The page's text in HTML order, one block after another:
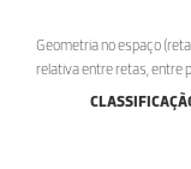
Geometria no espaço
relativa entre retas, entre